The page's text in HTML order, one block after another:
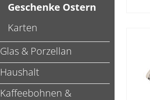
Geschenke Ostern
Karten
Glas & Porzellan
Haushalt
Kaffeebohnen &